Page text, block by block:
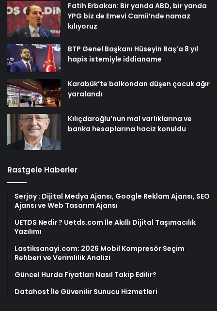
Fatih Erbakan: Bir yanda ABD, bir yanda
YPG biz de Emevi Camii’nde namaz
kılıyoruz
BTP Genel Başkanı Hüseyin Baş’a 8 yıl
hapis istemiyle iddianame
Karabük’te balkondan düşen çocuk ağır
yaralandı
Kılıçdaroğlu’nun mal varlıklarına ve
banka hesaplarına haciz konuldu
Rastgele Haberler
Serjoy : Dijital Medya Ajansı, Google Reklam Ajansı, SEO
Ajansı ve Web Tasarım Ajansı
UETDS Nedir ? Uetds.com İle Akıllı Dijital Taşımacılık
Yazılımı
Lastiksanayi.com: 2026 Mobil Kompresör Seçim
Rehberi ve Verimlilik Analizi
Güncel Hurda Fiyatları Nasıl Takip Edilir?
Datahost İle Güvenilir Sunucu Hizmetleri